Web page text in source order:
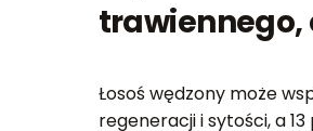
trawiennego,
Łosoś wędzony może
regeneracji i sytości, a